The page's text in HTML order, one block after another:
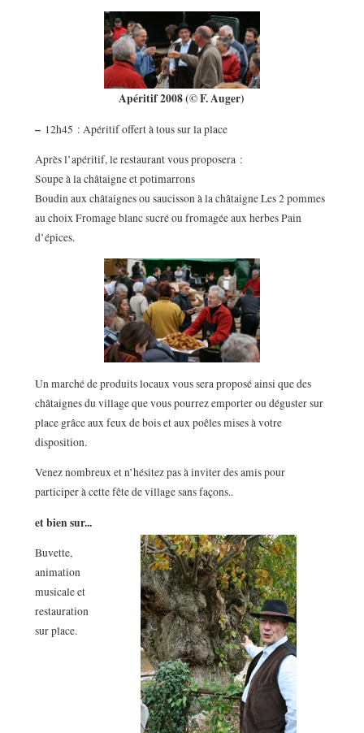
Apéritif 2008 (© F. Auger)
–12h45 : Apéritif offert à tous sur la place
Après l’apéritif, le restaurant vous proposera :
Soupe à la châtaigne et potimarrons
Boudin aux châtaignes ou saucisson à la châtaigne Les 2 pommes
au choix Fromage blanc sucré ou fromagée aux herbes Pain
d’épices.
Un marché de produits locaux vous sera proposé ainsi que des
châtaignes du village que vous pourrez emporter ou déguster sur
place grâce aux feux de bois et aux poêles mises à votre
disposition.
Venez nombreux et n’hésitez pas à inviter des amis pour
participer à cette fête de village sans façons..
et bien sur...
Buvette,
animation
musicale et
restauration
sur place.